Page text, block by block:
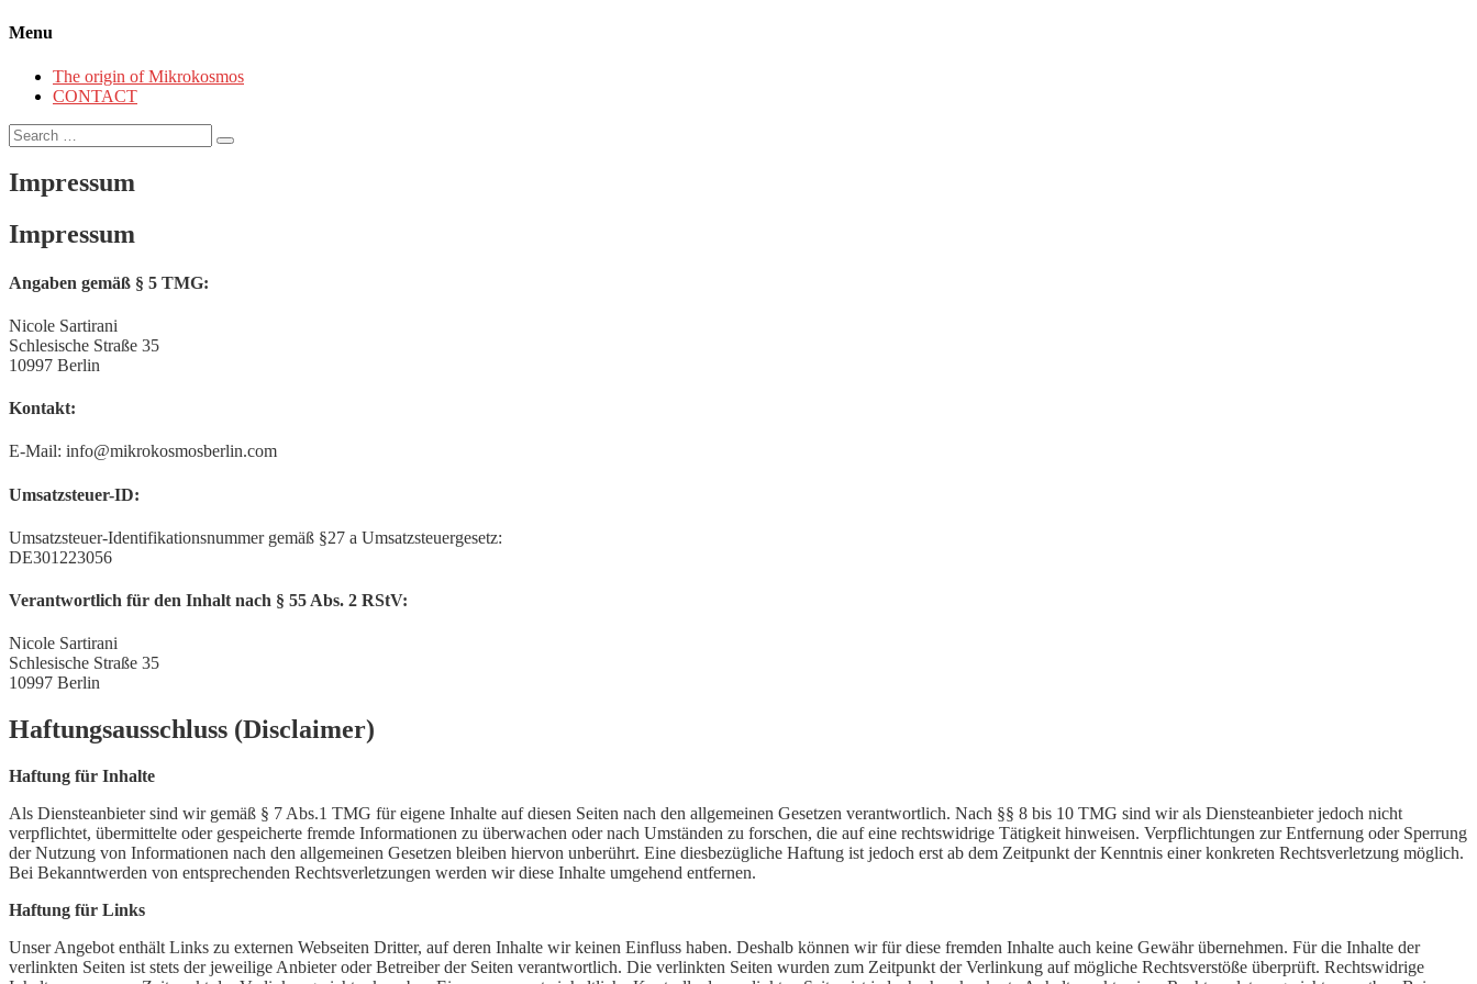
Menu
The origin of Mikrokosmos
CONTACT
Search
for:
Impressum
Impressum
Angaben gemäß § 5 TMG:
Nicole Sartirani
Schlesische Straße 35
10997 Berlin
Kontakt:
E-Mail: info@mikrokosmosberlin.com
Umsatzsteuer-ID:
Umsatzsteuer-Identifikationsnummer gemäß §27 a Umsatzsteuergesetz:
DE301223056
Verantwortlich für den Inhalt nach § 55 Abs. 2 RStV:
Nicole Sartirani
Schlesische Straße 35
10997 Berlin
Haftungsausschluss (Disclaimer)
Haftung für Inhalte
Als Diensteanbieter sind wir gemäß § 7 Abs.1 TMG für eigene Inhalte auf diesen Seiten nach den allgemeinen Gesetzen verantwortlich. Nach §§ 8 bis 10 TMG sind wir als Diensteanbieter jedoch nicht
verpflichtet, übermittelte oder gespeicherte fremde Informationen zu überwachen oder nach Umständen zu forschen, die auf eine rechtswidrige Tätigkeit hinweisen. Verpflichtungen zur Entfernung oder Sperrung
der Nutzung von Informationen nach den allgemeinen Gesetzen bleiben hiervon unberührt. Eine diesbezügliche Haftung ist jedoch erst ab dem Zeitpunkt der Kenntnis einer konkreten Rechtsverletzung möglich.
Bei Bekanntwerden von entsprechenden Rechtsverletzungen werden wir diese Inhalte umgehend entfernen.
Haftung für Links
Unser Angebot enthält Links zu externen Webseiten Dritter, auf deren Inhalte wir keinen Einfluss haben. Deshalb können wir für diese fremden Inhalte auch keine Gewähr übernehmen. Für die Inhalte der
verlinkten Seiten ist stets der jeweilige Anbieter oder Betreiber der Seiten verantwortlich. Die verlinkten Seiten wurden zum Zeitpunkt der Verlinkung auf mögliche Rechtsverstöße überprüft. Rechtswidrige